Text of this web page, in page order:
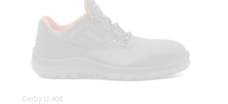
Derby U 408